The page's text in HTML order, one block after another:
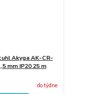
Akyga AK-CR-
mm IP20 25 m
do týdne